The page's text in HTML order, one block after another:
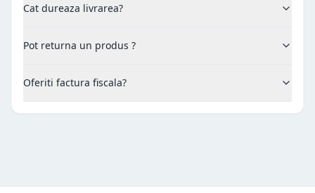
Cat dureaza livrarea?
Pot returna un produs ?
Oferiti factura fiscala?